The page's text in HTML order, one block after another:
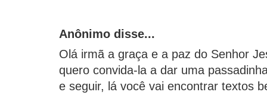
Anônimo disse...
Olá irmã a graça e a paz do Senhor
quero convida-la a dar uma
e seguir, lá você vai encontrar textos